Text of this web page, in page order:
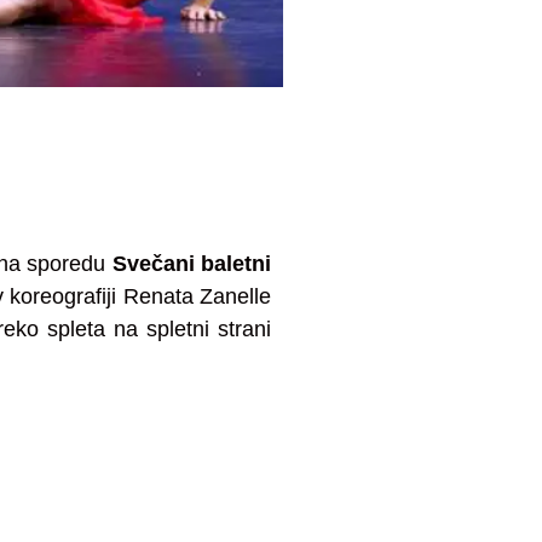
sporedu Svečani baletni
Renata Zanelle
spleta na spletni strani